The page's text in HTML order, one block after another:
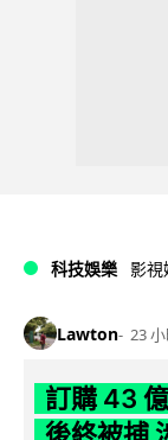
科技娛樂 影視
Lawton 23
訂購 43